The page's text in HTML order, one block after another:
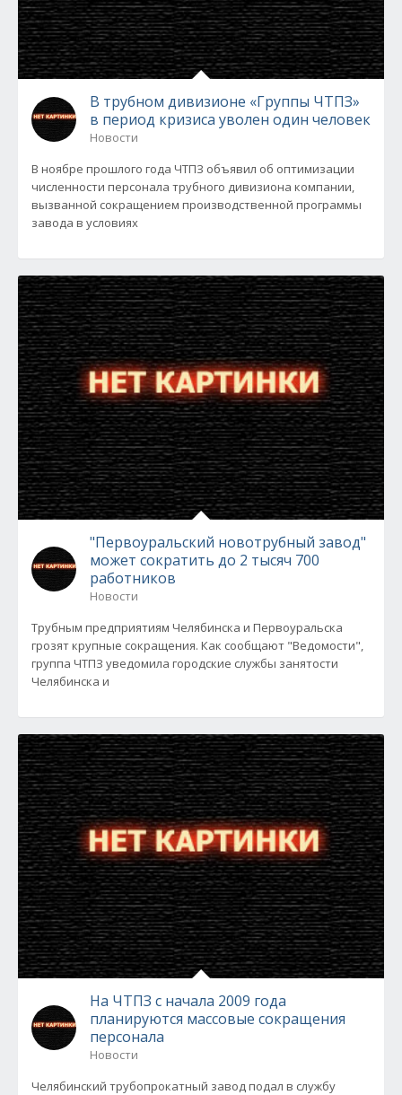
В трубном дивизионе «Группы ЧТПЗ»
в период кризиса уволен один человек
Новости
В ноябре прошлого года ЧТПЗ объявил об оптимизации
численности персонала трубного дивизиона компании,
вызванной сокращением производственной программы
завода в условиях
"Первоуральский новотрубный завод"
может сократить до 2 тысяч 700
работников
Новости
Трубным предприятиям Челябинска и Первоуральска
грозят крупные сокращения. Как сообщают "Ведомости",
группа ЧТПЗ уведомила городские службы занятости
Челябинска и
На ЧТПЗ с начала 2009 года
планируются массовые сокращения
персонала
Новости
Челябинский трубопрокатный завод подал в службу